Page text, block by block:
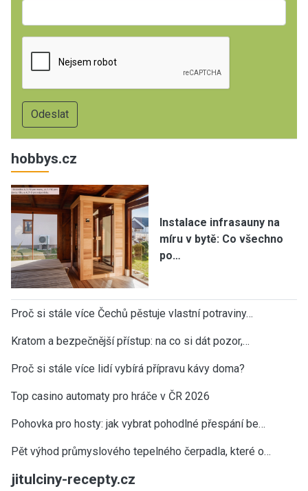
hobbys.cz
Instalace infrasauny na
míru v bytě: Co všechno
po…
Proč si stále více Čechů pěstuje vlastní potraviny…
Kratom a bezpečnější přístup: na co si dát pozor,…
Proč si stále více lidí vybírá přípravu kávy doma?
Top casino automaty pro hráče v ČR 2026
Pohovka pro hosty: jak vybrat pohodlné přespání be…
Pět výhod průmyslového tepelného čerpadla, které o…
jitulciny-recepty.cz